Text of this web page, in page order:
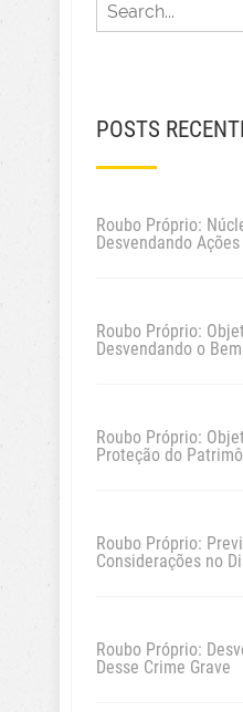
POSTS
Roubo Próprio:
Desvendando
Roubo Próprio:
Desvendando o
Roubo Próprio:
Proteção do
Roubo Próprio:
Considerações no
Roubo Próprio:
Desse Crime Grave